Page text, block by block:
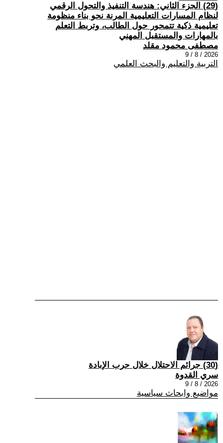
(29) الجزء الثاني: هندسة التنفيذ والتحول الرقمي
لنظام المسارات التعليمية المرنة نحو بناء منظومة
تعليمية ذكية تتمحور حول الطالب، وتربط التعلم
بالمهارات والمستقبل المهني
مصطفى محمود مقلد
2026 / 8 / 9
التربية والتعليم والبحث العلمي
(30) جرائم الاحتلال خلال حرب الإبادة
سري القدوة
2026 / 8 / 9
مواضيع وابحاث سياسية